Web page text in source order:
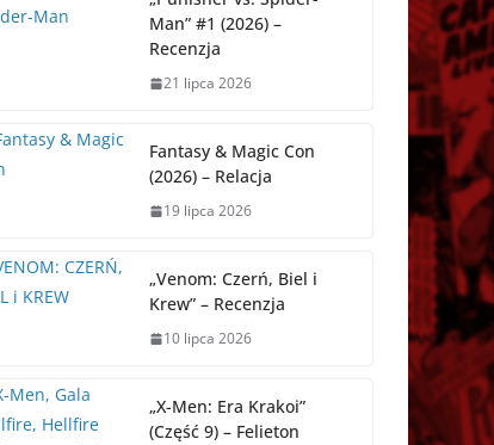
Man” #1 (2026) –
Recenzja
21 lipca 2026
Fantasy & Magic Con
(2026) – Relacja
19 lipca 2026
„Venom: Czerń, Biel i
Krew” – Recenzja
10 lipca 2026
„X-Men: Era Krakoi”
(Część 9) – Felieton